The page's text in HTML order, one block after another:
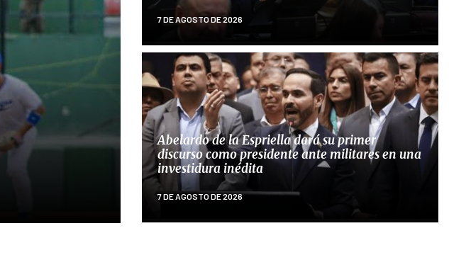
7 DE AGOSTO DE 2026
Abelardo de la Espriella dará su primer
discurso como presidente ante militares en una
investidura inédita
7 DE AGOSTO DE 2026